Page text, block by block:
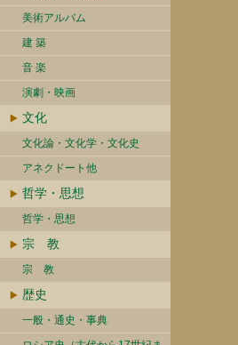
美術アルバム
建 築
音 楽
演劇・映画
文化
文化論・文化学・文化史
アネクドート他
哲学・思想
哲学・思想
宗 教
宗 教
歴史
一般・通史・事典